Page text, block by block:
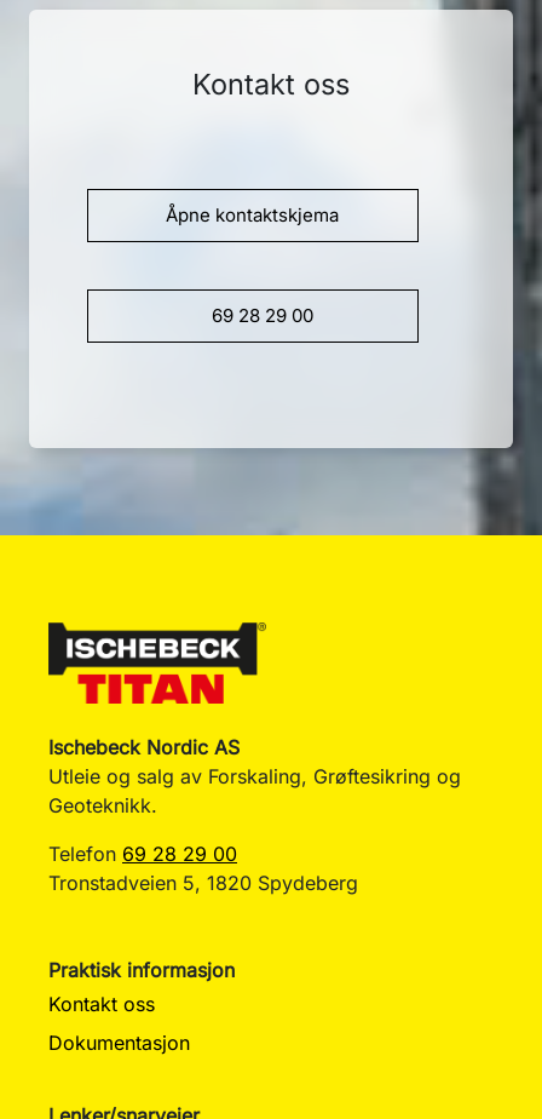
Kontakt oss
Åpne kontaktskjema
69 28 29 00
Ischebeck Nordic AS
Utleie og salg av Forskaling, Grøftesikring og
Geoteknikk.
Telefon 69 28 29 00
Tronstadveien 5, 1820 Spydeberg
Praktisk informasjon
Kontakt oss
Dokumentasjon